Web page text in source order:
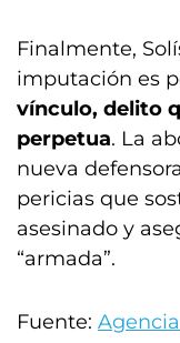
Finalmente,
imputación es
vínculo, delito
perpetua. La
nueva
pericias que
asesinado y
“armada”.
Fuente: